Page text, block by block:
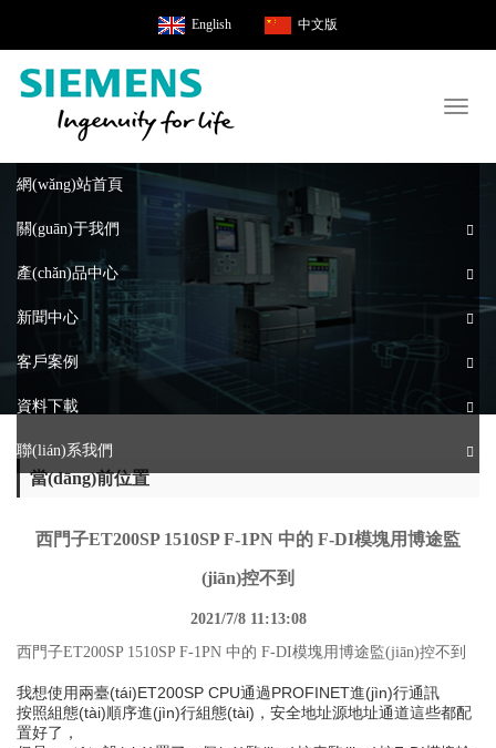
English 中文版
網(wǎng)站首頁
關(guān)于我們
產(chǎn)品中心
新聞中心
客戶案例
資料下載
聯(lián)系我們
當(dāng)前位置
西門子ET200SP 1510SP F-1PN 中的 F-DI模塊用博途監
(jiān)控不到
2021/7/8 11:13:08
西門子ET200SP 1510SP F-1PN 中的 F-DI模塊用博途監(jiān)控不到
我想使用兩臺(tái)ET200SP CPU通過PROFINET進(jìn)行通訊
按照組態(tài)順序進(jìn)行組態(tài)，安全地址源地址通道這些都配
置好了，